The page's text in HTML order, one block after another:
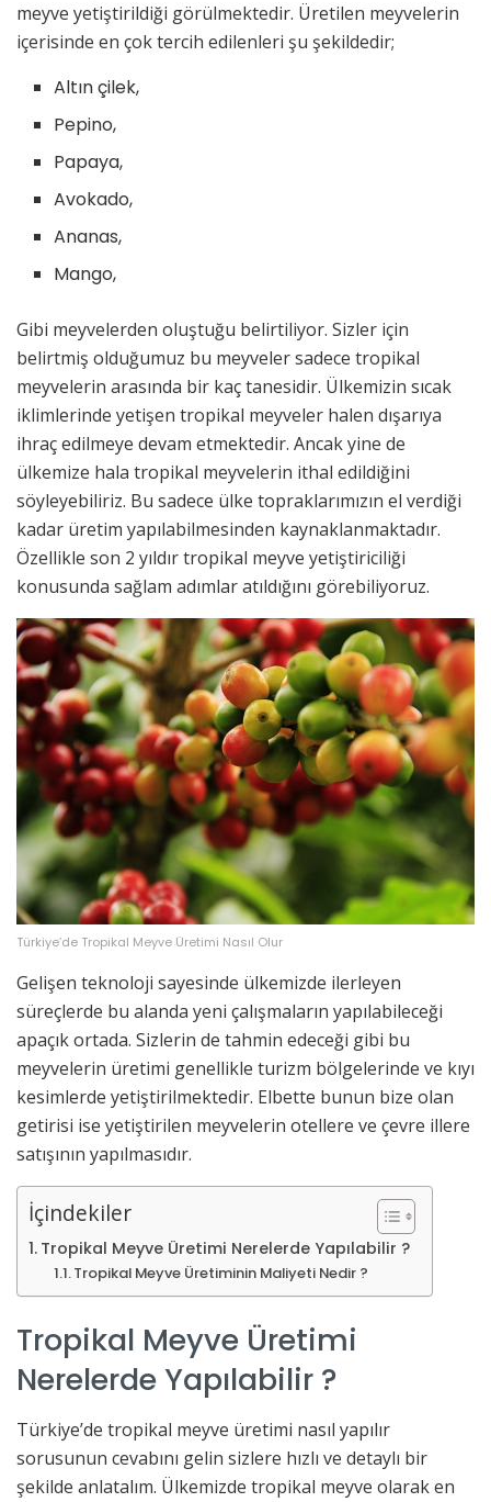
meyve yetiştirildiği görülmektedir. Üretilen meyvelerin
içerisinde en çok tercih edilenleri şu şekildedir;
Altın çilek,
Pepino,
Papaya,
Avokado,
Ananas,
Mango,
Gibi meyvelerden oluştuğu belirtiliyor. Sizler için
belirtmiş olduğumuz bu meyveler sadece tropikal
meyvelerin arasında bir kaç tanesidir. Ülkemizin sıcak
iklimlerinde yetişen tropikal meyveler halen dışarıya
ihraç edilmeye devam etmektedir. Ancak yine de
ülkemize hala tropikal meyvelerin ithal edildiğini
söyleyebiliriz. Bu sadece ülke topraklarımızın el verdiği
kadar üretim yapılabilmesinden kaynaklanmaktadır.
Özellikle son 2 yıldır tropikal meyve yetiştiriciliği
konusunda sağlam adımlar atıldığını görebiliyoruz.
Türkiye’de Tropikal Meyve Üretimi Nasıl Olur
Gelişen teknoloji sayesinde ülkemizde ilerleyen
süreçlerde bu alanda yeni çalışmaların yapılabileceği
apaçık ortada. Sizlerin de tahmin edeceği gibi bu
meyvelerin üretimi genellikle turizm bölgelerinde ve kıyı
kesimlerde yetiştirilmektedir. Elbette bunun bize olan
getirisi ise yetiştirilen meyvelerin otellere ve çevre illere
satışının yapılmasıdır.
İçindekiler
Tropikal Meyve Üretimi Nerelerde Yapılabilir ?
Tropikal Meyve Üretiminin Maliyeti Nedir ?
Tropikal Meyve Üretimi
Nerelerde Yapılabilir ?
Türkiye’de tropikal meyve üretimi nasıl yapılır
sorusunun cevabını gelin sizlere hızlı ve detaylı bir
şekilde anlatalım. Ülkemizde tropikal meyve olarak en